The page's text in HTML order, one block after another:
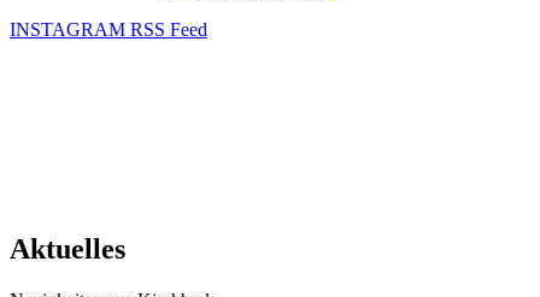
INSTAGRAM RSS Feed
Aktuelles